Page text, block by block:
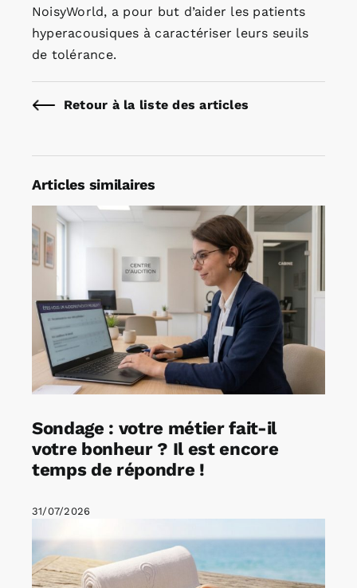
NoisyWorld, a pour but d’aider les patients
hyperacousiques à caractériser leurs seuils
de tolérance.
Retour à la liste des articles
Articles similaires
Sondage : votre métier fait-il
votre bonheur ? Il est encore
temps de répondre !
31/07/2026